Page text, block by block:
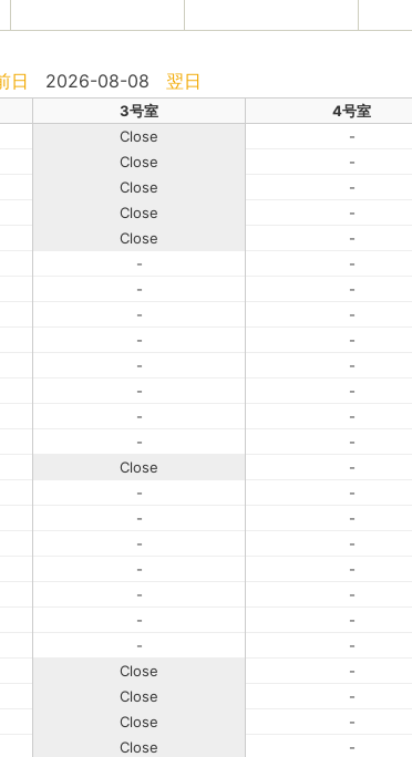
日 2026-08-08 翌日
3号室 4号室
Close -
Close -
Close -
Close -
Close -
- -
- -
- -
- -
- -
- -
- -
- -
Close -
- -
- -
- -
- -
- -
- -
- -
Close -
Close -
Close -
Close -